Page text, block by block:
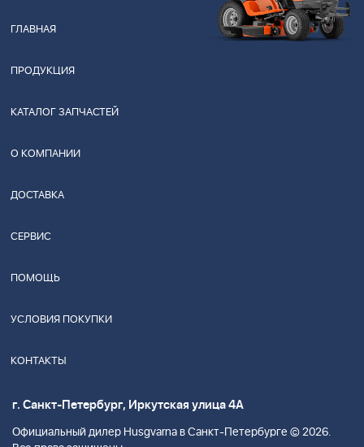
ГЛАВНАЯ
ПРОДУКЦИЯ
КАТАЛОГ ЗАПЧАСТЕЙ
О КОМПАНИИ
ДОСТАВКА
СЕРВИС
ПОМОЩЬ
УСЛОВИЯ ПОКУПКИ
КОНТАКТЫ
г. Санкт-Петербург, Иркутская улица 4А
Официальный дилер Husgvarna в Санкт-Петербурге © 2026.